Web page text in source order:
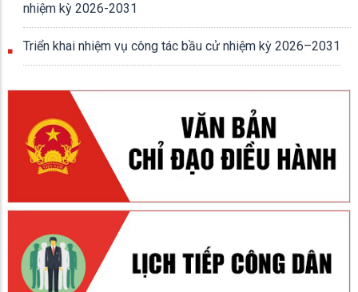
nhiệm kỳ 2026-2031
Triển khai nhiệm vụ công tác bầu cử nhiệm kỳ 2026–2031